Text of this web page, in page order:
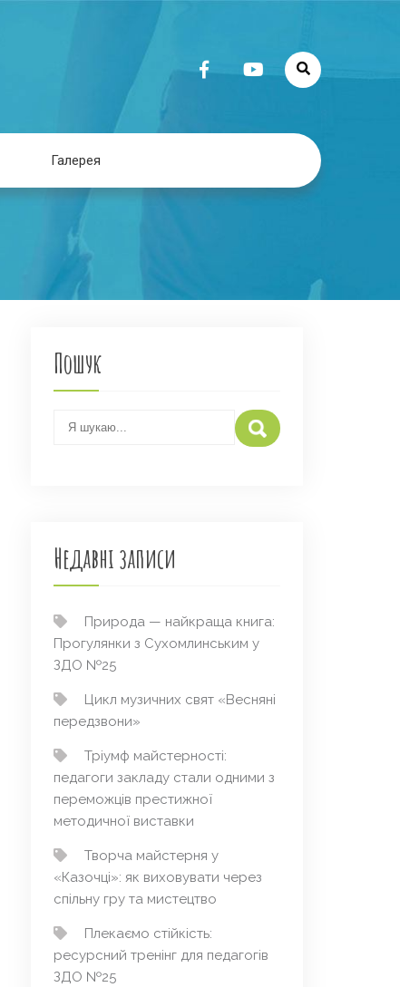
Галерея
Пошук
Недавні записи
Природа — найкраща книга:
Прогулянки з Сухомлинським у
ЗДО №25
Цикл музичних свят «Весняні
передзвони»
Тріумф майстерності:
педагоги закладу стали одними з
переможців престижної
методичної виставки
Творча майстерня у
«Казочці»: як виховувати через
спільну гру та мистецтво
Плекаємо стійкість:
ресурсний тренінг для педагогів
ЗДО №25